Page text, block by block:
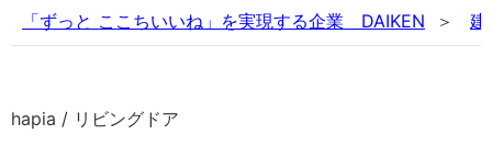
「ずっと ここちいいね」を実現する企業 DAIKEN 建
hapia / リビングドア